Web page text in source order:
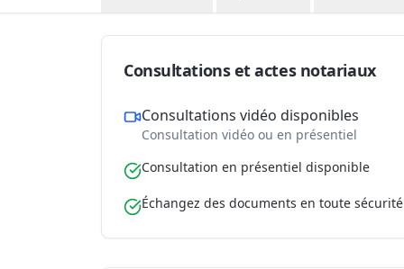
Consultations et actes notariaux
Consultations vidéo disponibles
Consultation vidéo ou en présentiel
Consultation en présentiel disponible
Échangez des documents en toute sécurité